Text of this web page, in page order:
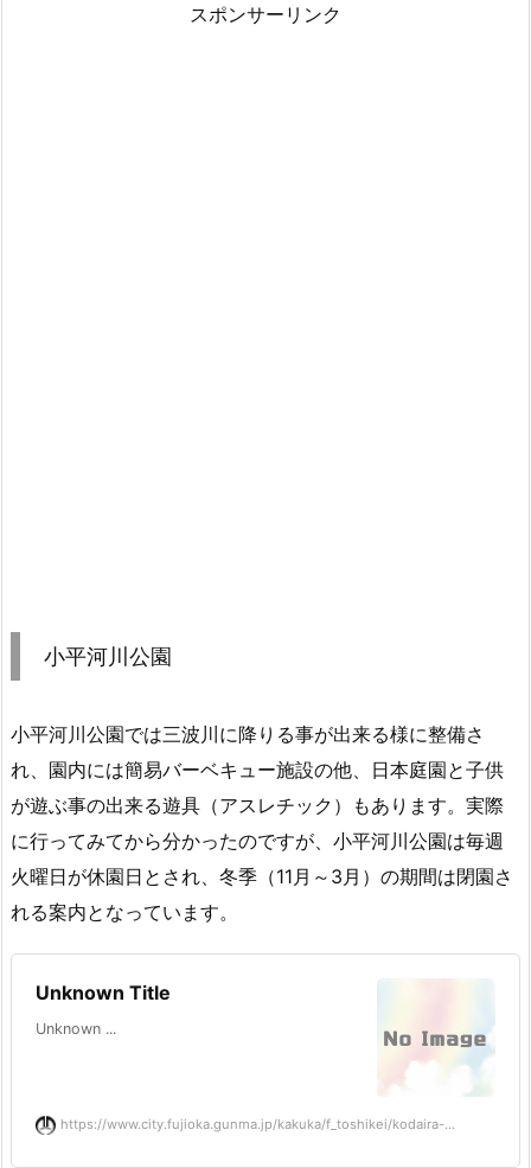
スポンサーリンク
小平河川公園
小平河川公園では三波川に降りる事が出来る様に整備さ
れ、園内には簡易バーベキュー施設の他、日本庭園と子供
が遊ぶ事の出来る遊具（アスレチック）もあります。実際
に行ってみてから分かったのですが、小平河川公園は毎週
火曜日が休園日とされ、冬季（11月～3月）の期間は閉園さ
れる案内となっています。
Unknown Title
Unknown ...
https://www.city.fujioka.gunma.jp/kakuka/f_toshikei/kodaira-...